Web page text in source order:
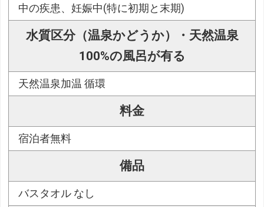
中の疾患、妊娠中(特に初期と末期)
水質区分（温泉かどうか）・天然温泉
100%の風呂が有る
天然温泉加温 循環
料金
宿泊者無料
備品
バスタオル なし